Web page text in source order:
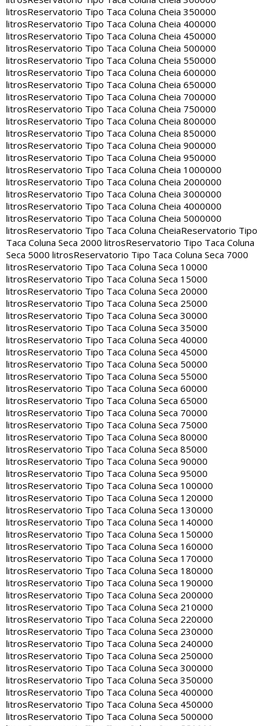
litrosReservatorio Tipo Taca Coluna Cheia 350000
litrosReservatorio Tipo Taca Coluna Cheia 400000
litrosReservatorio Tipo Taca Coluna Cheia 450000
litrosReservatorio Tipo Taca Coluna Cheia 500000
litrosReservatorio Tipo Taca Coluna Cheia 550000
litrosReservatorio Tipo Taca Coluna Cheia 600000
litrosReservatorio Tipo Taca Coluna Cheia 650000
litrosReservatorio Tipo Taca Coluna Cheia 700000
litrosReservatorio Tipo Taca Coluna Cheia 750000
litrosReservatorio Tipo Taca Coluna Cheia 800000
litrosReservatorio Tipo Taca Coluna Cheia 850000
litrosReservatorio Tipo Taca Coluna Cheia 900000
litrosReservatorio Tipo Taca Coluna Cheia 950000
litrosReservatorio Tipo Taca Coluna Cheia 1000000
litrosReservatorio Tipo Taca Coluna Cheia 2000000
litrosReservatorio Tipo Taca Coluna Cheia 3000000
litrosReservatorio Tipo Taca Coluna Cheia 4000000
litrosReservatorio Tipo Taca Coluna Cheia 5000000
litrosReservatorio Tipo Taca Coluna CheiaReservatorio Tipo
Taca Coluna Seca 2000 litrosReservatorio Tipo Taca Coluna
Seca 5000 litrosReservatorio Tipo Taca Coluna Seca 7000
litrosReservatorio Tipo Taca Coluna Seca 10000
litrosReservatorio Tipo Taca Coluna Seca 15000
litrosReservatorio Tipo Taca Coluna Seca 20000
litrosReservatorio Tipo Taca Coluna Seca 25000
litrosReservatorio Tipo Taca Coluna Seca 30000
litrosReservatorio Tipo Taca Coluna Seca 35000
litrosReservatorio Tipo Taca Coluna Seca 40000
litrosReservatorio Tipo Taca Coluna Seca 45000
litrosReservatorio Tipo Taca Coluna Seca 50000
litrosReservatorio Tipo Taca Coluna Seca 55000
litrosReservatorio Tipo Taca Coluna Seca 60000
litrosReservatorio Tipo Taca Coluna Seca 65000
litrosReservatorio Tipo Taca Coluna Seca 70000
litrosReservatorio Tipo Taca Coluna Seca 75000
litrosReservatorio Tipo Taca Coluna Seca 80000
litrosReservatorio Tipo Taca Coluna Seca 85000
litrosReservatorio Tipo Taca Coluna Seca 90000
litrosReservatorio Tipo Taca Coluna Seca 95000
litrosReservatorio Tipo Taca Coluna Seca 100000
litrosReservatorio Tipo Taca Coluna Seca 120000
litrosReservatorio Tipo Taca Coluna Seca 130000
litrosReservatorio Tipo Taca Coluna Seca 140000
litrosReservatorio Tipo Taca Coluna Seca 150000
litrosReservatorio Tipo Taca Coluna Seca 160000
litrosReservatorio Tipo Taca Coluna Seca 170000
litrosReservatorio Tipo Taca Coluna Seca 180000
litrosReservatorio Tipo Taca Coluna Seca 190000
litrosReservatorio Tipo Taca Coluna Seca 200000
litrosReservatorio Tipo Taca Coluna Seca 210000
litrosReservatorio Tipo Taca Coluna Seca 220000
litrosReservatorio Tipo Taca Coluna Seca 230000
litrosReservatorio Tipo Taca Coluna Seca 240000
litrosReservatorio Tipo Taca Coluna Seca 250000
litrosReservatorio Tipo Taca Coluna Seca 300000
litrosReservatorio Tipo Taca Coluna Seca 350000
litrosReservatorio Tipo Taca Coluna Seca 400000
litrosReservatorio Tipo Taca Coluna Seca 450000
litrosReservatorio Tipo Taca Coluna Seca 500000